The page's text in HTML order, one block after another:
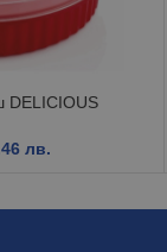
DELICIOUS
лв.